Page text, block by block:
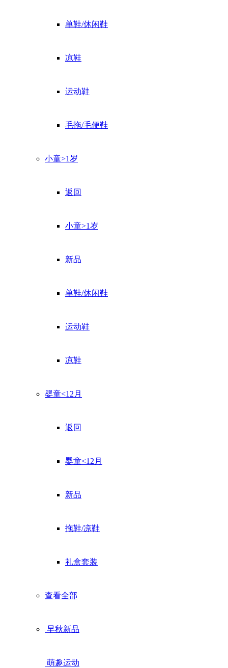
单鞋/休闲鞋
凉鞋
运动鞋
毛拖/毛便鞋
小童>1岁
返回
小童>1岁
新品
单鞋/休闲鞋
运动鞋
凉鞋
婴童<12月
返回
婴童<12月
新品
拖鞋/凉鞋
礼盒套装
查看全部
早秋新品
萌趣运动